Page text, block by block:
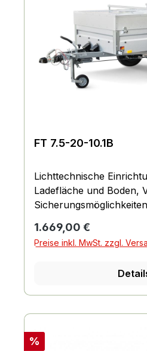
FT 7.5-20-10.1B
Lichttechnische
Ladefläche und Boden,
Netze, Räder und
Reling und Co.,
Regulärer Preis:
1.669,00 €
Preise inkl. MwSt. zzgl.
Rabatt
%